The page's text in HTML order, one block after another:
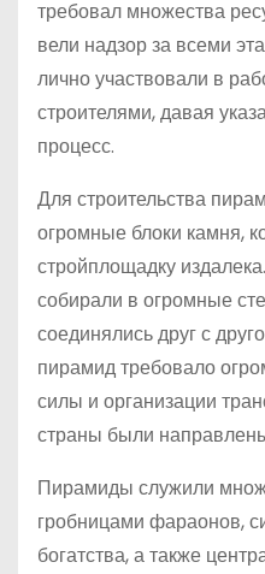
требовал множества
вели надзор за всеми
лично участвовали в
строителями, давая
процесс.
Для строительства
огромные блоки камня,
стройплощадку
собирали в огромные
соединялись друг с
пирамид требовало
силы и организации
страны были
Пирамиды служили
гробницами фараонов,
богатства, а также